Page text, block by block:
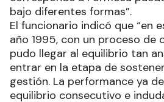
bajo diferentes formas”.
El funcionario indicó que “en
año 1995, con un proceso de
pudo llegar al equilibrio tan
entrar en la etapa de
gestión. La performance ya
equilibrio consecutivo e